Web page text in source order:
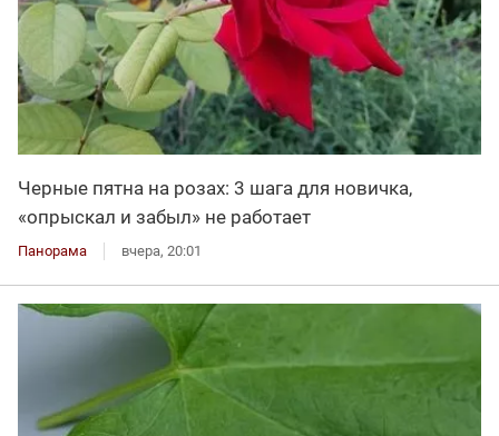
Черные пятна на розах: 3 шага для новичка,
«опрыскал и забыл» не работает
Панорама вчера, 20:01